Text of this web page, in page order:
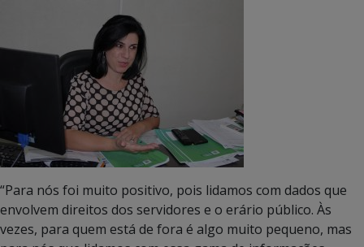
“Para nós foi muito positivo, pois lidamos com dados que
envolvem direitos dos servidores e o erário público. Às
vezes, para quem está de fora é algo muito pequeno, mas